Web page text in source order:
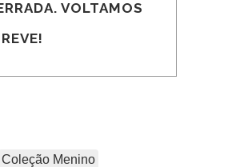
VOLTAMOS
Coleção Menino